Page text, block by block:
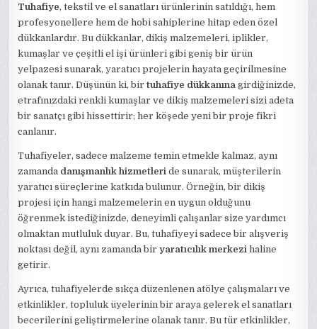
Tuhafiye, tekstil ve el sanatları ürünlerinin satıldığı, hem
profesyonellere hem de hobi sahiplerine hitap eden özel
dükkanlardır. Bu dükkanlar, dikiş malzemeleri, iplikler,
kumaşlar ve çeşitli el işi ürünleri gibi geniş bir ürün
yelpazesi sunarak, yaratıcı projelerin hayata geçirilmesine
olanak tanır. Düşünün ki, birtuhafiye dükkanına girdiğinizde,
etrafınızdaki renkli kumaşlar ve dikiş malzemeleri sizi adeta
bir sanatçı gibi hissettirir; her köşede yeni bir proje fikri
canlanır.
Tuhafiyeler, sadece malzeme temin etmekle kalmaz, aynı
zamanda danışmanlık hizmetleri de sunarak, müşterilerin
yaratıcı süreçlerine katkıda bulunur. Örneğin, bir dikiş
projesi için hangi malzemelerin en uygun olduğunu
öğrenmek istediğinizde, deneyimli çalışanlar size yardımcı
olmaktan mutluluk duyar. Bu, tuhafiyeyi sadece bir alışveriş
noktası değil, aynı zamanda biryaratıcılık merkezi haline
getirir.
Ayrıca, tuhafiyelerde sıkça düzenlenen atölye çalışmaları ve
etkinlikler, topluluk üyelerinin bir araya gelerek el sanatları
becerilerini geliştirmelerine olanak tanır. Bu tür etkinlikler,